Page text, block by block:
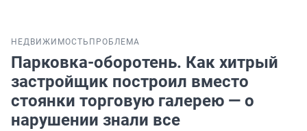
НЕДВИЖИМОСТЬ ПРОБЛЕМА
Парковка-оборотень. Как хитрый
застройщик построил вместо
стоянки торговую галерею — о
нарушении знали все